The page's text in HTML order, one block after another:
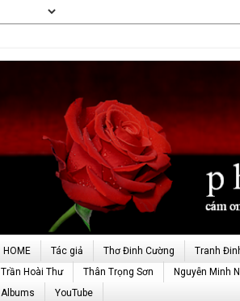
HOME Tác giả Thơ Đinh Cường Tranh
Trần Hoài Thư
Thân Trọng Sơn Nguyễn Minh
Albums
YouTube